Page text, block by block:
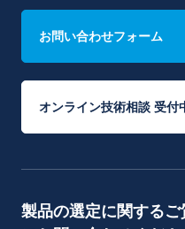
お問い合わせフォーム
オンライン技術相談 受付
製品の選定に関する